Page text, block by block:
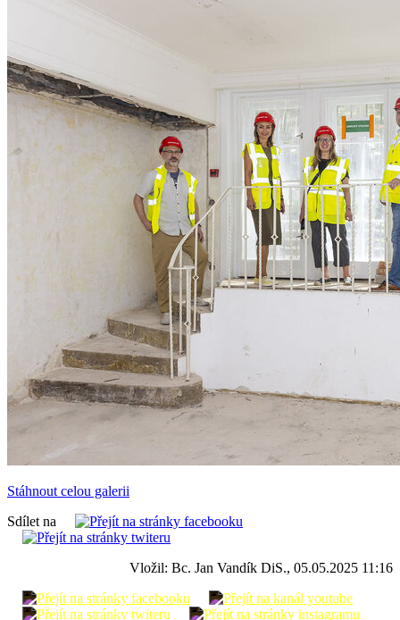
Stáhnout celou galerii
Sdílet na
Vložil: Bc. Jan Vandík DiS., 05.05.2025 11:16